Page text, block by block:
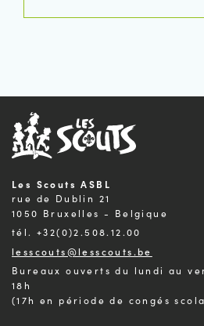
Les Scouts ASBL
rue de Dublin 21
1050 Bruxelles - Belgique
tél. +32(0)2.508.12.00
lesscouts@lesscouts.be
Bureaux ouverts du lundi au
18h
(17h en période de congés